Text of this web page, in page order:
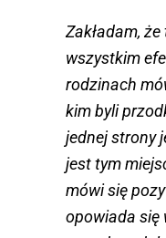
Zakładam,
wszystkim
rodzinach
kim byli
jednej strony
jest tym
mówi się
opowiada się